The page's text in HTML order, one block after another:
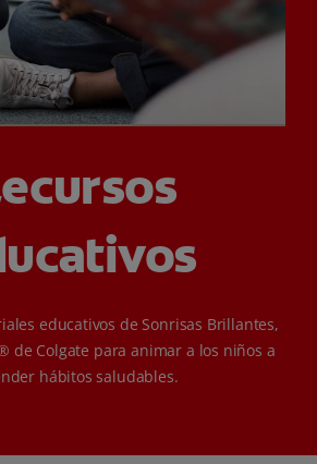
CHEQUEO DE SALUD BUCAL
CORRESPONDENCIA DE PRODUCTOS
DONDE COMPRAR
educativos de Sonrisas Brillantes,
de Colgate para animar a los niños a
hábitos saludables.